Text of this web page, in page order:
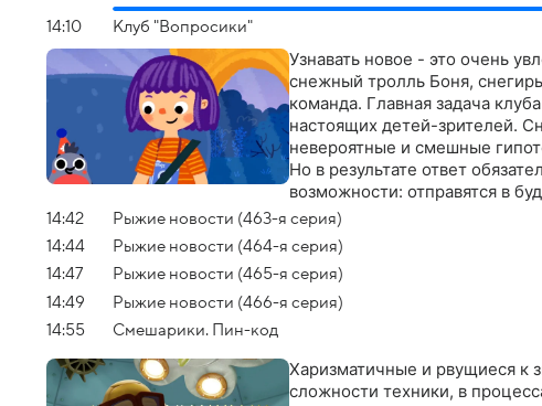
14:10 Клуб "Вопросики"
Узнавать новое - это очень
снежный тролль Боня,
команда. Главная задача
настоящих детей-зрителей.
невероятные и смешные
Но в результате ответ
возможности: отправятся в
космос. Ведь в мире так много
14:42
Рыжие новости (463-я серия)
14:44
Рыжие новости (464-я серия)
14:47
Рыжие новости (465-я серия)
14:49
Рыжие новости (466-я серия)
14:55
Смешарики. Пин-код
Харизматичные и рвущиеся к
сложности техники, в